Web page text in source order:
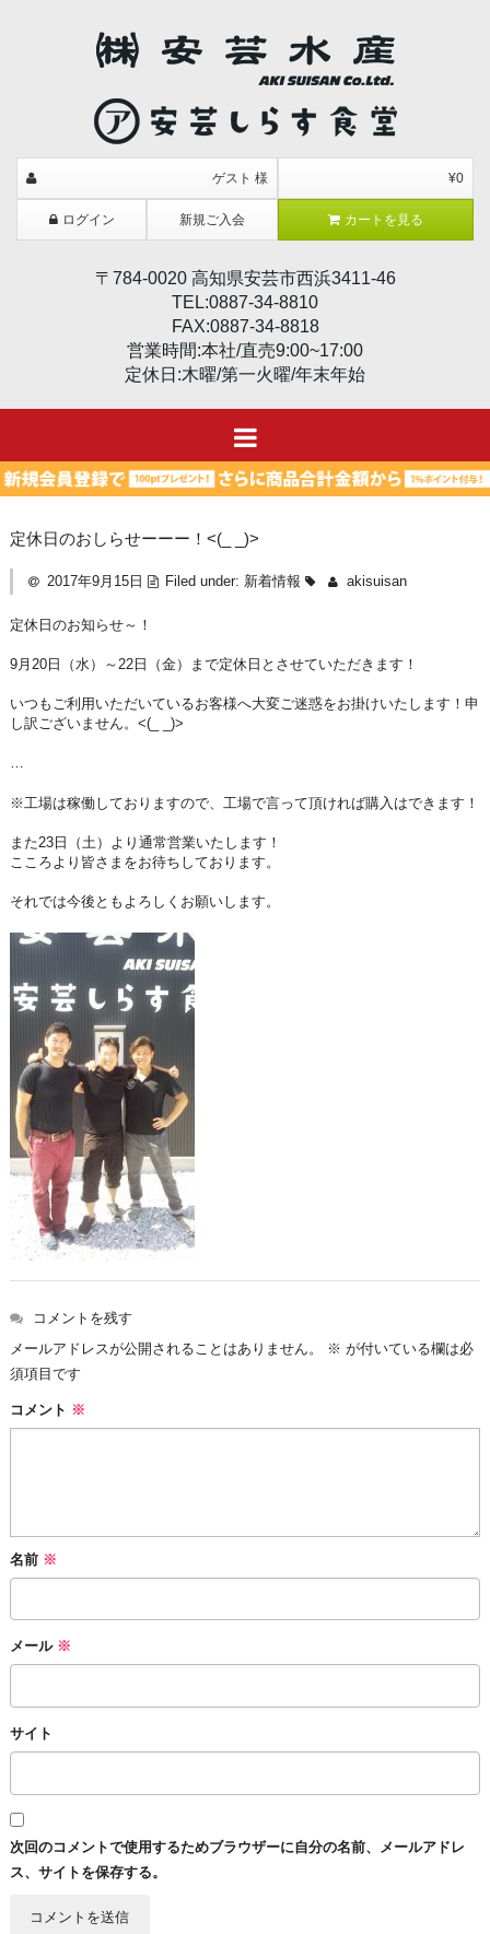
ゲスト 様
ログイン 新規ご入会
¥0
カートを見る
〒784-0020 高知県安芸市西浜3411-46
TEL:0887-34-8810
FAX:0887-34-8818
営業時間:本社/直売9:00~17:00
定休日:木曜/第一火曜/年末年始
定休日のおしらせーーー！<(_ _)>
2017年9月15日 Filed under: 新着情報 akisuisan
定休日のお知らせ～！
9月20日（水）～22日（金）まで定休日とさせていただきます！
いつもご利用いただいているお客様へ大変ご迷惑をお掛けいたします！申
し訳ございません。<(_ _)>
…
※工場は稼働しておりますので、工場で言って頂ければ購入はできます！
また23日（土）より通常営業いたします！
こころより皆さまをお待ちしております。
それでは今後ともよろしくお願いします。
コメントを残す
メールアドレスが公開されることはありません。
※ が付いている欄は必
須項目です
コメント ※
名前 ※
メール ※
サイト
次回のコメントで使用するためブラウザーに自分の名前、メールアドレ
ス、サイトを保存する。